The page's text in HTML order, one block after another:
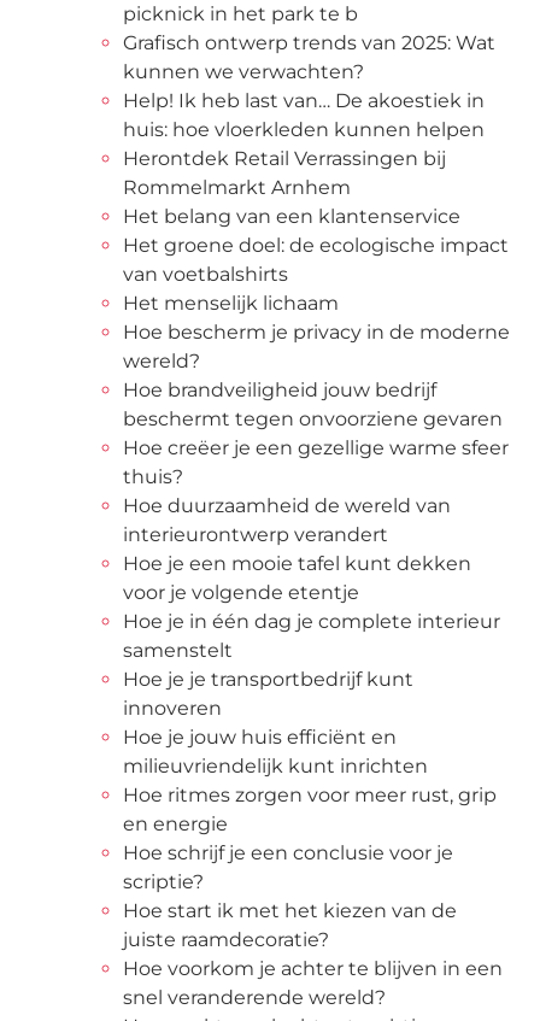
picknick in het park te b
Grafisch ontwerp trends van 2025: Wat
kunnen we verwachten?
Help! Ik heb last van… De akoestiek in
huis: hoe vloerkleden kunnen helpen
Herontdek Retail Verrassingen bij
Rommelmarkt Arnhem
Het belang van een klantenservice
Het groene doel: de ecologische impact
van voetbalshirts
Het menselijk lichaam
Hoe bescherm je privacy in de moderne
wereld?
Hoe brandveiligheid jouw bedrijf
beschermt tegen onvoorziene gevaren
Hoe creëer je een gezellige warme sfeer
thuis?
Hoe duurzaamheid de wereld van
interieurontwerp verandert
Hoe je een mooie tafel kunt dekken
voor je volgende etentje
Hoe je in één dag je complete interieur
samenstelt
Hoe je je transportbedrijf kunt
innoveren
Hoe je jouw huis efficiënt en
milieuvriendelijk kunt inrichten
Hoe ritmes zorgen voor meer rust, grip
en energie
Hoe schrijf je een conclusie voor je
scriptie?
Hoe start ik met het kiezen van de
juiste raamdecoratie?
Hoe voorkom je achter te blijven in een
snel veranderende wereld?